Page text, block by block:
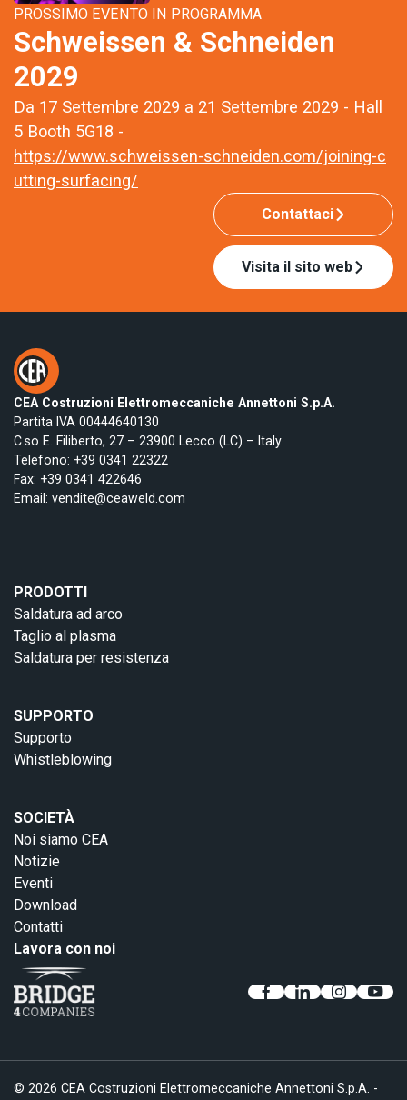
PROSSIMO EVENTO IN PROGRAMMA
Schweissen & Schneiden
2029
Da 17 Settembre 2029 a 21 Settembre 2029 - Hall
5 Booth 5G18 -
https://www.schweissen-schneiden.com/joining-c
utting-surfacing/
Contattaci
Visita il sito web
CEA Costruzioni Elettromeccaniche Annettoni S.p.A.
Partita IVA 00444640130
C.so E. Filiberto, 27 – 23900 Lecco (LC) – Italy
Telefono: +39 0341 22322
Fax: +39 0341 422646
Email: vendite@ceaweld.com
PRODOTTI
Saldatura ad arco
Taglio al plasma
Saldatura per resistenza
SUPPORTO
Supporto
Whistleblowing
SOCIETÀ
Noi siamo CEA
Notizie
Eventi
Download
Contatti
Lavora con noi
© 2026 CEA Costruzioni Elettromeccaniche Annettoni S.p.A. -